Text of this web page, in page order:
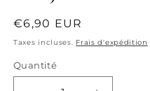
Prix
habituel
€6,90 EUR
Taxes incluses. Frais d'expédition
Quantité
Quantité